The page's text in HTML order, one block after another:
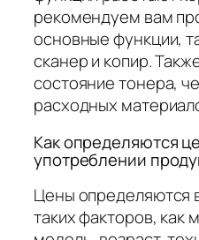
рекомендуем вам
основные функции,
сканер и копир.
состояние тонера,
расходных
Как определяются
употреблении
Цены определяются
таких факторов, как